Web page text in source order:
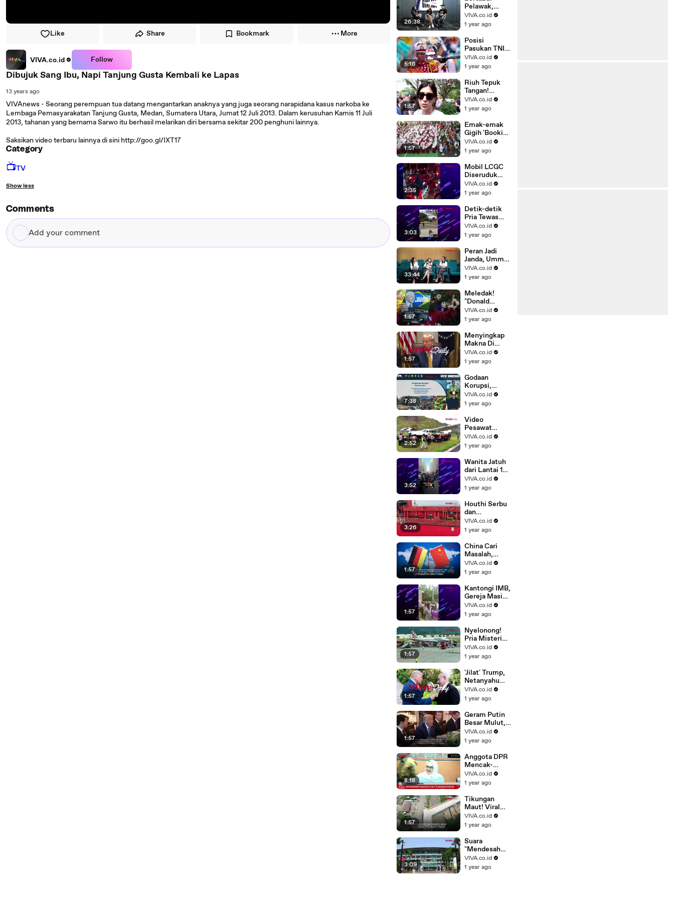
Like Share Bookmark More
VIVA.co.id Follow
Dibujuk Sang Ibu, Napi Tanjung Gusta Kembali ke Lapas
13 years ago
VIVAnews - Seorang perempuan tua datang mengantarkan anaknya yang juga seorang narapidana kasus narkoba ke
Lembaga Pemasyarakatan Tanjung Gusta, Medan, Sumatera Utara, Jumat 12 Juli 2013. Dalam kerusuhan Kamis 11 Juli
2013, tahanan yang bernama Sarwo itu berhasil melarikan diri bersama sekitar 200 penghuni lainnya.
Saksikan video terbaru lainnya di sini http://goo.gl/IXT17
Category
📺TV
Show less
Comments
Add
your
26:38
Pelawak,
Rachel
Oldham
Renaga
Tahier?
VIVA.co.id
1 year ago
5:16
Posisi
Pasukan TNI
Dalam
Pembuka
2025
VIVA.co.id
1 year ago
1:57
Riuh Tepuk
Tangan!
Gedung
Kemlu AS
Mata Buntut..
VIVA.co.id
1 year ago
1:57
Emak-emak
Gigih 'Booking
Kursi' Paling
Depan Bagi
VIVA.co.id
1 year ago
2:35
Mobil LCGC
Diseruduk
Damkar
Gegara
VIVA.co.id
1 year ago
3:03
Detik-detik
Pria Tewas
Tersedot ke
Mesin
Bandara
VIVA.co.id
1 year ago
33:44
Peran Jadi
Janda, Ummi
Quary Curhat
Tegar Usai
VIVA.co.id
1 year ago
1:57
Meledak!
"Donald
Trump"
Dibakar
Pedemo
VIVA.co.id
1 year ago
1:57
Menyingkap
Makna Di
Balik Foto
Trump Pakai
Superman
VIVA.co.id
1 year ago
7:38
Godaan
Korupsi,
Pramono
Anung selalu
Wajah Cucu
VIVA.co.id
1 year ago
2:52
Video
Pesawat
Pecah Ban
Saat
Bandara Mulia
Papua
VIVA.co.id
1 year ago
3:52
Wanita Jatuh
dari Lantai 19
Gegara Pria
Misterius
VIVA.co.id
1 year ago
3:26
Houthi Serbu
dan
Tenggelamka
n Kapal di
VIVA.co.id
1 year ago
1:57
China Cari
Masalah,
Jerman
Meradang
Laser
VIVA.co.id
1 year ago
1:57
Kantongi IMB,
Gereja Masih
Ditolak Warga
Muslim di
VIVA.co.id
1 year ago
1:57
Nyelonong!
Pria Misterius
Tewas
Tersedot
Pesawat
VIVA.co.id
1 year ago
1:57
'Jilat' Trump,
Netanyahu
Beraksi
Konyol di
VIVA.co.id
1 year ago
1:57
Geram Putin
Besar Mulut,
Trump Bantu
Ukraina
Hidup
VIVA.co.id
1 year ago
8:18
Anggota DPR
Mencak-
mencak
Telkomsel
"Rampas"
Sisa..
VIVA.co.id
1 year ago
1:57
Tikungan
Maut! Viral
Flyover 90
Derajat di
VIVA.co.id
1 year ago
3:09
Suara
"Mendesah
Wanita" Tiba-
Tiba
VIVA.co.id
1 year ago